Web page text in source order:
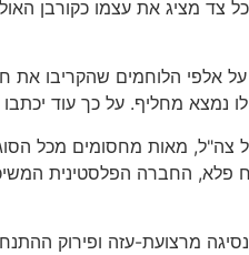
צד מציג את עצמו כקורבן
אלפי הלוחמים שהקריבו את
מחליף. על כך עוד יכתבו
מאות מחסומים מכל
פלא, החברה הפלסטינית
מרצועת-עזה ופירוק